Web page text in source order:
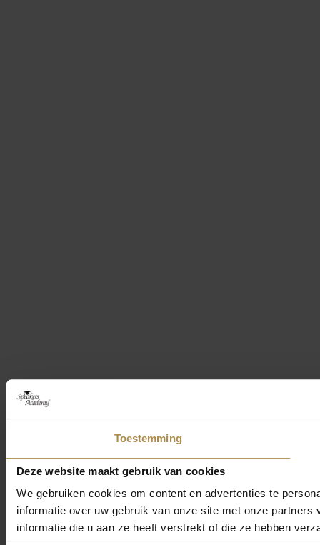
Toestemming
Deze website maakt gebruik van cookies
We gebruiken cookies om content en advertenties te
informatie over uw gebruik van onze site met onze
informatie die u aan ze heeft verstrekt of die ze hebben